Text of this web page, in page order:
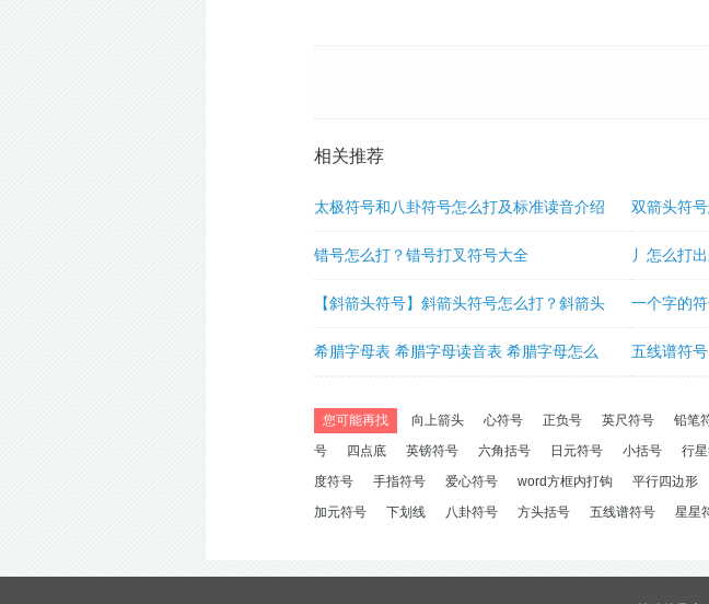
相关推荐
太极符号和八卦符号怎么打及标准读音介绍 双箭头符
错号怎么打？错号打叉符号大全 丿怎么打
【斜箭头符号】斜箭头符号怎么打？斜箭头
怎么打的快速输入方法
一个字的
希腊字母表 希腊字母读音表 希腊字母怎么 五线谱符
您可能再找 向上箭头 心符号 正负号 英尺符号 铅笔
号
四点底 英镑符号 六角括号 日元符号 小括号 行
度符号
手指符号 爱心符号 word方框内打钩 平行四边形
加元符号
下划线 八卦符号 方头括号 五线谱符号 星星